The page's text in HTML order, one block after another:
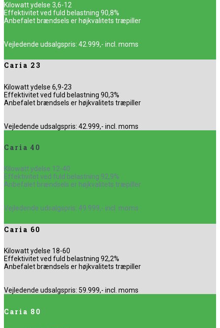
Kilowatt ydelse 3,6-12
Effektivitet ved fuld belastning 90,8%
Anbefalet brændsels er højkvalitets træpiller
Vejledende udsalgspris: 42.999,- incl. moms
Caria 23
Kilowatt ydelse 6,9-23
Effektivitet ved fuld belastning 90,3%
Anbefalet brændsels er højkvalitets træpiller
Vejledende udsalgspris: 42.999,- incl. moms
Caria 40
Kilowatt ydelse 12-40
Effektivitet ved fuld belastning 92,9%
Anbefalet brændsels er højkvalitets træpiller
Vejledende udsalgspris: 49.999,- incl. moms
Caria 60
Kilowatt ydelse 18-60
Effektivitet ved fuld belastning 92,2%
Anbefalet brændsels er højkvalitets træpiller
Vejledende udsalgspris: 59.999,- incl. moms
Caria 80